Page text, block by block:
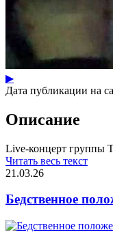
▶
Дата публикации на
Описание
Live-концерт группы
Читать весь текст
21.03.26
Бедственное